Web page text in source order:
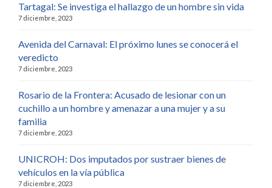
Tartagal: Se investiga el hallazgo de un hombre sin vida
7 diciembre, 2023
Avenida del Carnaval: El próximo lunes se conocerá el
veredicto
7 diciembre, 2023
Rosario de la Frontera: Acusado de lesionar con un
cuchillo a un hombre y amenazar a una mujer y a su
familia
7 diciembre, 2023
UNICROH: Dos imputados por sustraer bienes de
vehículos en la vía pública
7 diciembre, 2023